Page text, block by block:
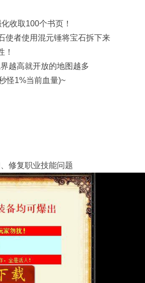
收取100个书页！
使者使用混元锤将宝石拆下来
！
越高就开放的地图越多
怪1%当前血量)~
修复职业技能问题